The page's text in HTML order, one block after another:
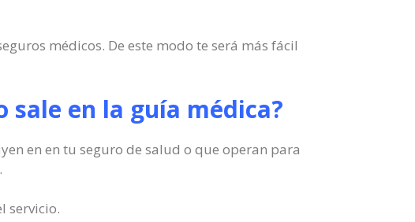
médicos. De este modo te será más fácil
en la guía médica?
en en tu seguro de salud o que operan para
servicio.